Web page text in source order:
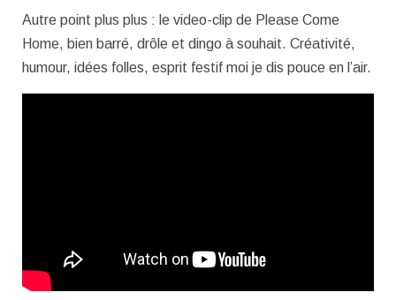
Autre point plus plus : le video-clip de Please Come
Home, bien barré, drôle et dingo à souhait. Créativité,
humour, idées folles, esprit festif moi je dis pouce en l’air.